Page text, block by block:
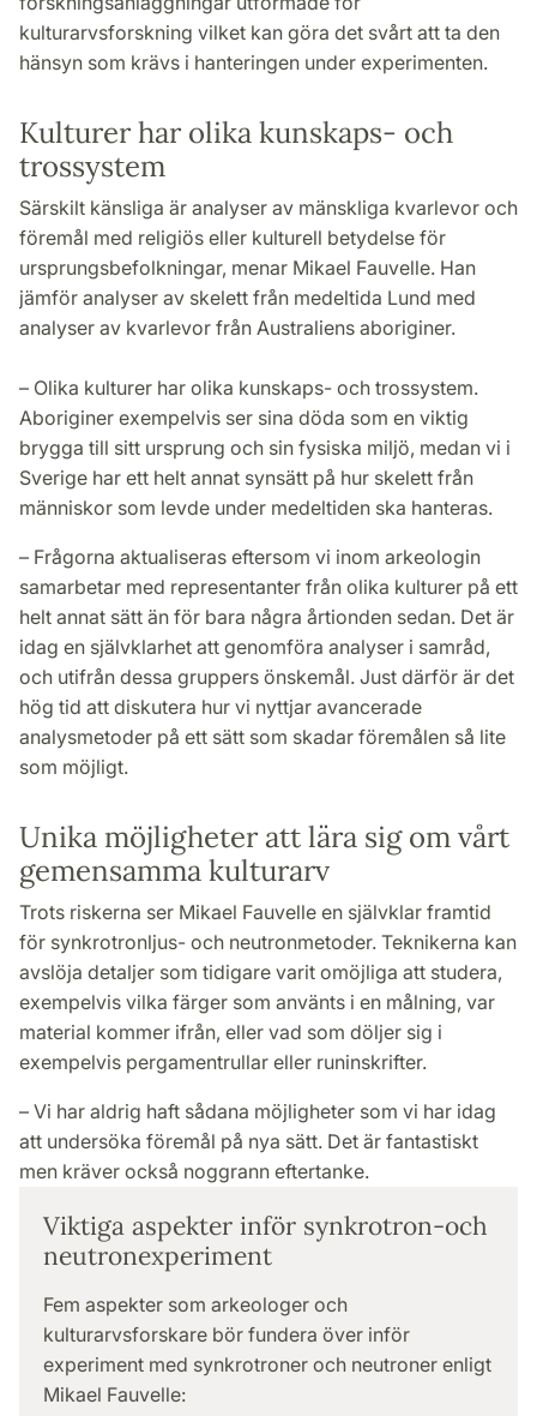
kulturarvsforskning vilket kan göra det svårt att ta den
hänsyn som krävs i hanteringen under experimenten.
Kulturer har olika kunskaps- och
trossystem
Särskilt känsliga är analyser av mänskliga kvarlevor och
föremål med religiös eller kulturell betydelse för
ursprungsbefolkningar, menar Mikael Fauvelle. Han
jämför analyser av skelett från medeltida Lund med
analyser av kvarlevor från Australiens aboriginer.
– Olika kulturer har olika kunskaps- och trossystem.
Aboriginer exempelvis ser sina döda som en viktig
brygga till sitt ursprung och sin fysiska miljö, medan vi i
Sverige har ett helt annat synsätt på hur skelett från
människor som levde under medeltiden ska hanteras.
– Frågorna aktualiseras eftersom vi inom arkeologin
samarbetar med representanter från olika kulturer på ett
helt annat sätt än för bara några årtionden sedan. Det är
idag en självklarhet att genomföra analyser i samråd,
och utifrån dessa gruppers önskemål. Just därför är det
hög tid att diskutera hur vi nyttjar avancerade
analysmetoder på ett sätt som skadar föremålen så lite
som möjligt.
Unika möjligheter att lära sig om vårt
gemensamma kulturarv
Trots riskerna ser Mikael Fauvelle en självklar framtid
för synkrotronljus- och neutronmetoder. Teknikerna kan
avslöja detaljer som tidigare varit omöjliga att studera,
exempelvis vilka färger som använts i en målning, var
material kommer ifrån, eller vad som döljer sig i
exempelvis pergamentrullar eller runinskrifter.
– Vi har aldrig haft sådana möjligheter som vi har idag
att undersöka föremål på nya sätt. Det är fantastiskt
men kräver också noggrann eftertanke.
Viktiga aspekter inför synkrotron-och
neutronexperiment
Fem aspekter som arkeologer och
kulturarvsforskare bör fundera över inför
experiment med synkrotroner och neutroner enligt
Mikael Fauvelle: